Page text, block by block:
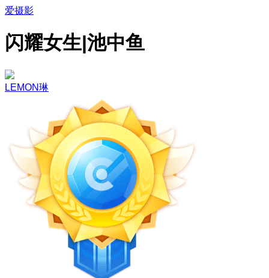
爱摄影
闪耀女生|池中鱼
LEMON琳